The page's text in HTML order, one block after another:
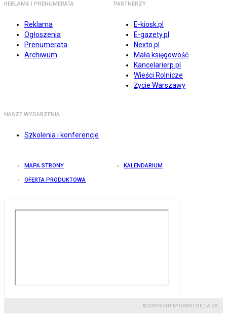
REKLAMA I PRENUMERATA
Reklama
Ogłoszenia
Prenumerata
Archiwum
PARTNERZY
E-kiosk.pl
E-gazety.pl
Nexto.pl
Mała księgowość
Kancelarierp.pl
Wieści Rolnicze
Życie Warszawy
NASZE WYDARZENIA
Szkolenia i konferencje
MAPA STRONY KALENDARIUM
OFERTA PRODUKTOWA
© COPYRIGHT BY GREMI MEDIA SA